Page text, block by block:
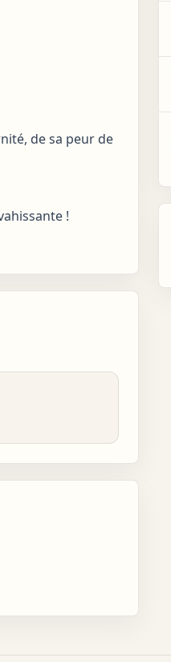
de sa peur de
!